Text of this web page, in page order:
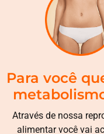
Para você
Através de nossa
alimentar você vai